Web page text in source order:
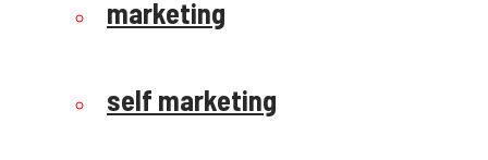
marketing
self marketing